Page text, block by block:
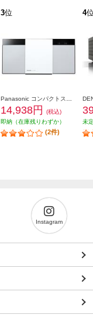
3位
14,938円
(税込)
即納（在庫残りわずか）
(2件)
4
未
Instagram